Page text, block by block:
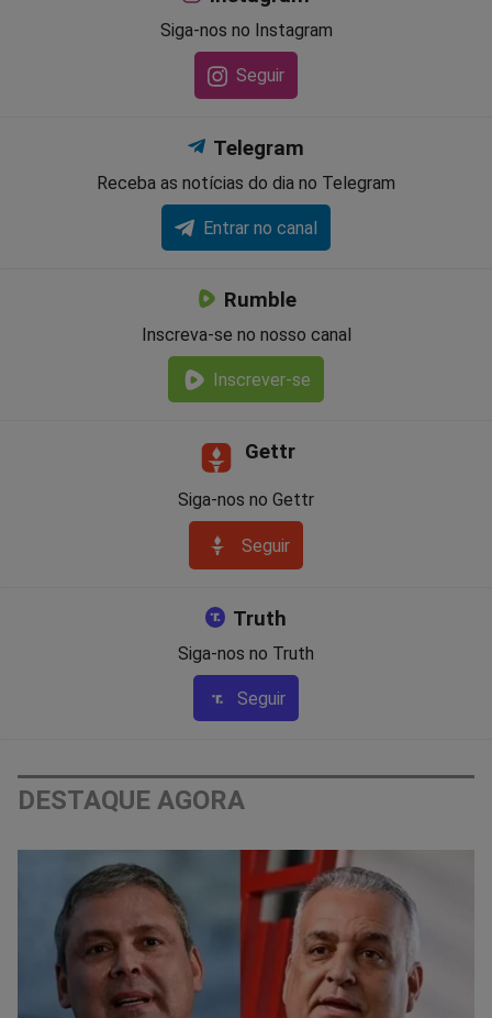
Siga-nos no Instagram
Seguir
Telegram
Receba as notícias do dia no Telegram
Entrar no canal
Rumble
Inscreva-se no nosso canal
Inscrever-se
Gettr
Siga-nos no Gettr
Seguir
Truth
Siga-nos no Truth
Seguir
DESTAQUE AGORA